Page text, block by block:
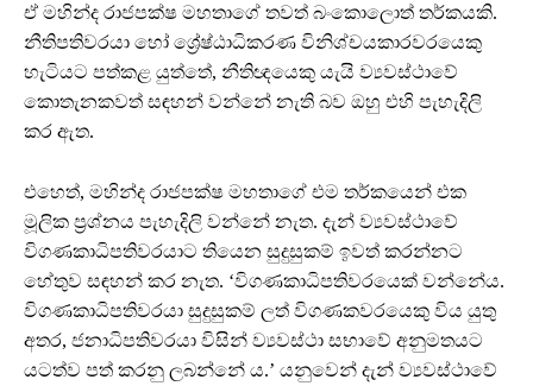
ඒ මහින්ද රාජපක්ෂ මහතාගේ තවත් බංකොලොත් තර්කයකි.
නීතිපතිවරයා හෝ ශ්‍රේෂ්ඨාධිකරණ විනිශ්චයකාරවරයෙකු
හැටියට පත්කළ යුත්තේ, නීතිඥයෙකු යැයි ව්‍යවස්ථාවේ
කොතැනකවත් සඳහන් වන්නේ නැති බව ඔහු එහි පැහැදිලි
කර ඇත.
එහෙත්, මහින්ද රාජපක්ෂ මහතාගේ එම තර්කයෙන් එක
මූලික ප්‍රශ්නය පැහැදිලි වන්නේ නැත. දැන් ව්‍යවස්ථාවේ
විගණකාධිපතිවරයාට තියෙන සුදුසුකම් ඉවත් කරන්නට
හේතුව සඳහන් කර නැත. ‘විගණකාධිපතිවරයෙක් වන්නේය.
විගණකාධිපතිවරයා සුදුසුකම් ලත් විගණකවරයෙකු විය යුතු
අතර, ජනාධිපතිවරයා විසින් ව්‍යවස්ථා සභාවේ අනුමතයට
යටත්ව පත් කරනු ලබන්නේ ය.’ යනුවෙන් දැන් ව්‍යවස්ථාවේ